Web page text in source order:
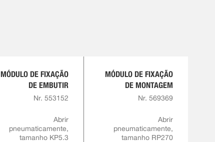
MÓDULO DE FIXAÇÃO
DE EMBUTIR
Nr. 553152
Abrir
pneumaticamente,
tamanho KP5.3
MÓDULO DE FIXAÇÃO
DE MONTAGEM
Nr. 569369
Abrir
pneumaticamente,
tamanho RP270